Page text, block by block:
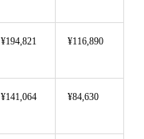
¥194,821 ¥116,890
¥141,064 ¥84,630